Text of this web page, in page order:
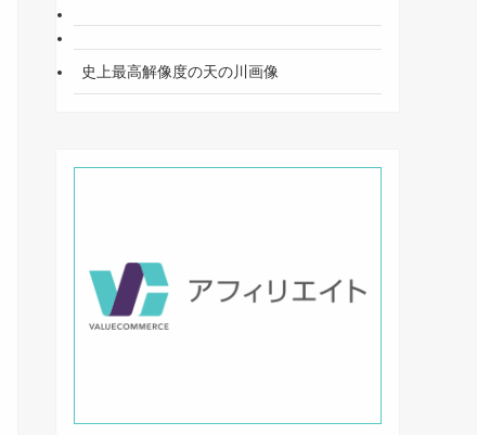
史上最高解像度の天の川画像